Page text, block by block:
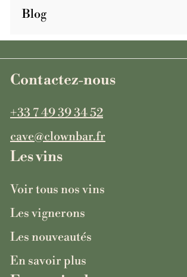
Blog
Contactez-nous
+33 7 49 39 34 52
cave@clownbar.fr
Les vins
Voir tous nos vins
Les vignerons
Les nouveautés
En savoir plus